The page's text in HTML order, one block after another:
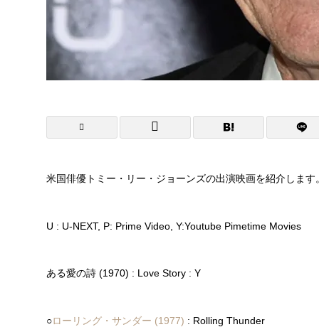
米国俳優トミー・リー・ジョーンズの出演映画を紹介しま
U : U-NEXT, P: Prime Video, Y:Youtube Pimetime Movies
ある愛の詩 (1970) : Love Story : Y
○ローリング・サンダー (1977) : Rolling Thunder